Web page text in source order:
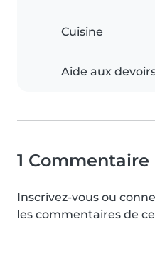
Cuisine
Aide aux
1 Commentaire
Inscrivez-vous ou
les commentaires de